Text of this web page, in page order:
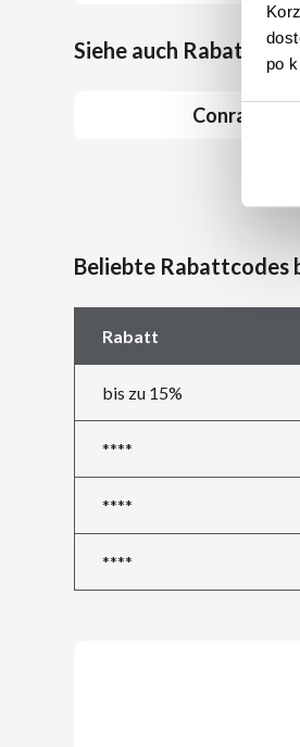
po
Siehe auch
Conrad
Beliebte Rabattcodes
Rabatt
bis zu 15%
****
****
****